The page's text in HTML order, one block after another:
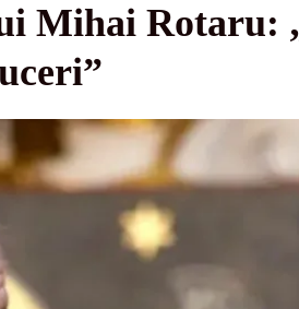
Mihai Rotaru: